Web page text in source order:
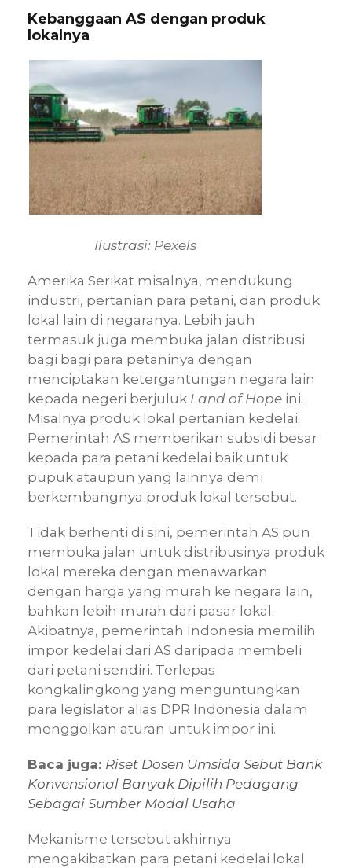
Kebanggaan AS dengan produk
lokalnya
Ilustrasi: Pexels
Amerika Serikat misalnya, mendukung
industri, pertanian para petani, dan produk
lokal lain di negaranya. Lebih jauh
termasuk juga membuka jalan distribusi
bagi bagi para petaninya dengan
menciptakan ketergantungan negara lain
kepada negeri berjuluk Land of Hope ini.
Misalnya produk lokal pertanian kedelai.
Pemerintah AS memberikan subsidi besar
kepada para petani kedelai baik untuk
pupuk ataupun yang lainnya demi
berkembangnya produk lokal tersebut.
Tidak berhenti di sini, pemerintah AS pun
membuka jalan untuk distribusinya produk
lokal mereka dengan menawarkan
dengan harga yang murah ke negara lain,
bahkan lebih murah dari pasar lokal.
Akibatnya, pemerintah Indonesia memilih
impor kedelai dari AS daripada membeli
dari petani sendiri. Terlepas
kongkalingkong yang menguntungkan
para legislator alias DPR Indonesia dalam
menggolkan aturan untuk impor ini.
Baca juga: Riset Dosen Umsida Sebut Bank
Konvensional Banyak Dipilih Pedagang
Sebagai Sumber Modal Usaha
Mekanisme tersebut akhirnya
mengakibatkan para petani kedelai lokal